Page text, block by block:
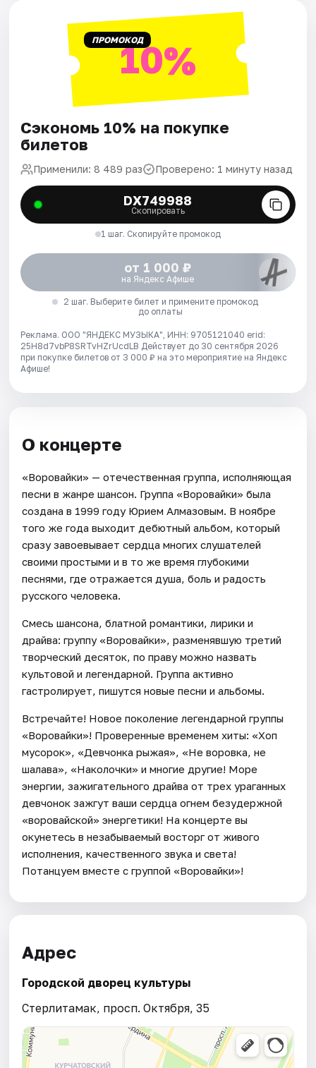
ПРОМОКОД10%
Сэкономь 10% на покупке
билетов
Применили: 8 489 раз Проверено: 1 минуту назад
DX749988
Скопировать
1 шаг. Скопируйте промокод
от 1 000 ₽
на Яндекс Афише
2 шаг. Выберите билет и примените промокод
до оплаты
Реклама. ООО "ЯНДЕКС МУЗЫКА", ИНН: 9705121040 erid:
25H8d7vbP8SRTvHZrUcdLB Действует до 30 сентября 2026
при покупке билетов от 3 000 ₽ на это мероприятие на Яндекс
Афише!
О концерте
«Воровайки» — отечественная группа, исполняющая
песни в жанре шансон. Группа «Воровайки» была
создана в 1999 году Юрием Алмазовым. В ноябре
того же года выходит дебютный альбом, который
сразу завоевывает сердца многих слушателей
своими простыми и в то же время глубокими
песнями, где отражается душа, боль и радость
русского человека.
Смесь шансона, блатной романтики, лирики и
драйва: группу «Воровайки», разменявшую третий
творческий десяток, по праву можно назвать
культовой и легендарной. Группа активно
гастролирует, пишутся новые песни и альбомы.
Встречайте! Новое поколение легендарной группы
«Воровайки»! Проверенные временем хиты: «Хоп
мусорок», «Девчонка рыжая», «Не воровка, не
шалава», «Наколочки» и многие другие! Море
энергии, зажигательного драйва от трех ураганных
девчонок зажгут ваши сердца огнем безудержной
«воровайской» энергетики! На концерте вы
окунетесь в незабываемый восторг от живого
исполнения, качественного звука и света!
Потанцуем вместе с группой «Воровайки»!
Адрес
Городской дворец культуры
Стерлитамак, просп. Октября, 35